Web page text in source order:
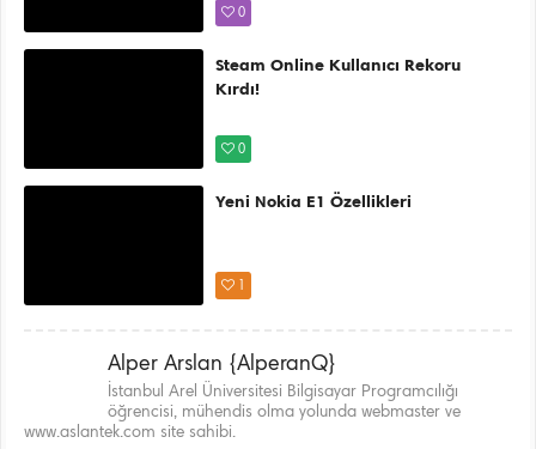
0
Steam Online Kullanıcı Rekoru
Kırdı!
0
Yeni Nokia E1 Özellikleri
1
Alper Arslan {AlperanQ}
İstanbul Arel Üniversitesi Bilgisayar Programcılığı
öğrencisi, mühendis olma yolunda webmaster ve
www.aslantek.com site sahibi.